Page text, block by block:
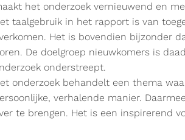
het onderzoek vernieuwend en
taalgebruik in het rapport is van
Het is bovendien bijzonder
De doelgroep nieuwkomers is
onderstreept.
onderzoek behandelt een thema
verhalende manier.
te brengen. Het is een inspirerend